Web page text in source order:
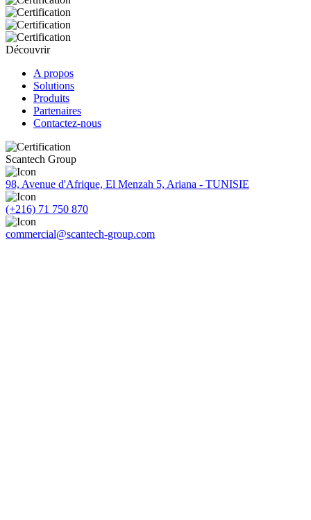
Découvrir
A propos
Solutions
Produits
Partenaires
Contactez-nous
Scantech Group
98, Avenue d'Afrique, El Menzah 5, Ariana - TUNISIE
(+216) 71 750 870
commercial@scantech-group.com